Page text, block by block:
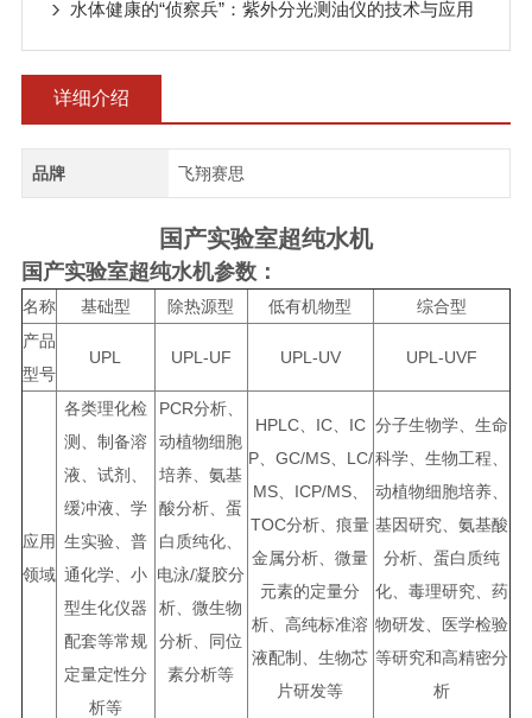
水体健康的“侦察兵”：紫外分光测油仪的技术与应用
详细介绍
品牌 飞翔赛思
国产实验室超纯水机
国产实验室超纯水机参数：
名称 基础型 除热源型 低有机物型
综合型
产品
型号
UPL UPL-UF UPL-UV UPL-UVF
应用
领域
各类理化检
测、制备溶
液、试剂、
缓冲液、学
生实验、普
通化学、小
型生化仪器
配套等常规
定量定性分
析等
PCR分析、
动植物细胞
培养、氨基
酸分析、蛋
白质纯化、
电泳/凝胶分
析、微生物
分析、同位
素分析等
HPLC、IC、IC
P、GC/MS、LC/
MS、ICP/MS、
TOC分析、痕量
金属分析、微量
元素的定量分
析、高纯标准溶
液配制、生物芯
片研发等
分子生物学、生命
科学、生物工程、
动植物细胞培养、
基因研究、氨基酸
分析、蛋白质纯
化、毒理研究、药
物研发、医学检验
等研究和高精密分
析